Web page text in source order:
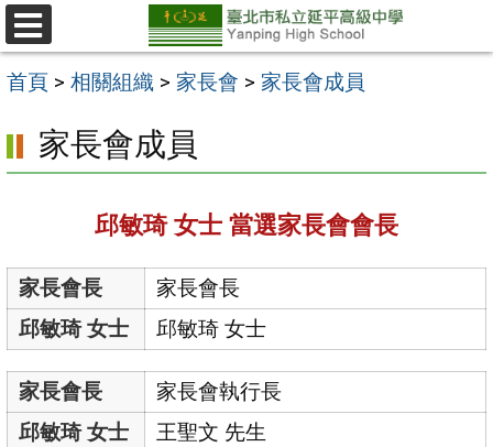
跳
至
主
容
選
單
首頁 > 相關組織 > 家長會 > 家長會成員
家長會成員
邱敏琦 女士 當選家長會會長
家長會長
家長會長
邱敏琦 女士
邱敏琦 女士
家長會長
家長會執行長
邱敏琦 女士
王聖文 先生